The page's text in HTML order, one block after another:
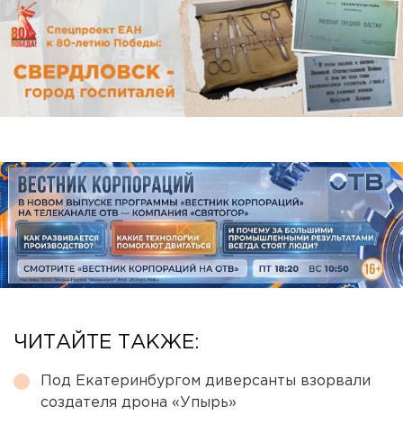
ЧИТАЙТЕ ТАКЖЕ:
Под Екатеринбургом диверсанты взорвали
создателя дрона «Упырь»